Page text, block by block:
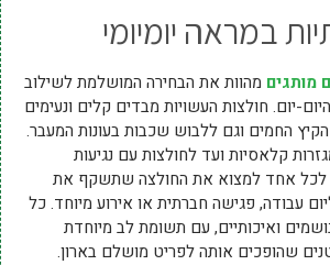
במראה יומיומי
מותגים מהוות את הבחירה המושלמת לשילוב
יום. חולצות העשויות מבדים קלים ונעימים
החמים וגם ללבוש שכבות בעונות המעבר.
קלאסיות ועד לחולצות עם נגיעות
לכל אחד למצוא את החולצה שתשקף את
עבודה, פגישה חברתית או אירוע מיוחד. כל
ואיכותיים, עם תשומת לב מיוחדת
שהופכים אותה לפריט מושלם בארון.